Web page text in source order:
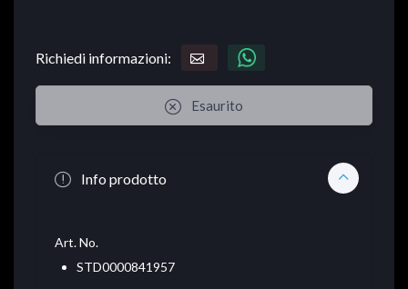
Richiedi informazioni:
Esaurito
Info prodotto
Art. No.
STD0000841957